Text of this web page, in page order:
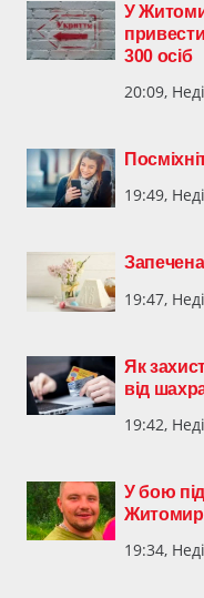
У
300 осіб
20:09,
19:49,
19:47,
Як
від
19:42,
У бою
19:34,